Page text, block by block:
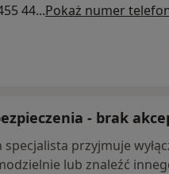
44...Pokaż numer
- brak
specjalista przyjmuje
lub znaleźć